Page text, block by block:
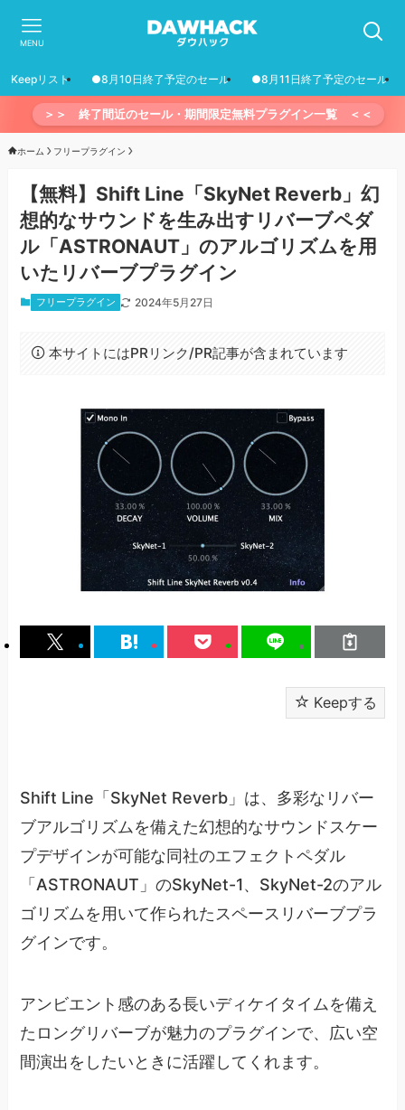
MENU
Keepリスト ●8月10日終了予定のセール ●8月11日終了予定のセール
＞＞ 終了間近のセール・期間限定無料プラグイン一覧 ＜＜
ホーム フリープラグイン
【無料】Shift Line「SkyNet Reverb」幻
想的なサウンドを生み出すリバーブペダ
ル「ASTRONAUT」のアルゴリズムを用
いたリバーブプラグイン
フリープラグイン 2024年5月27日
本サイトにはPRリンク/PR記事が含まれています
Keepする
Shift Line「SkyNet Reverb」は、多彩なリバー
ブアルゴリズムを備えた幻想的なサウンドスケー
プデザインが可能な同社のエフェクトペダル
「ASTRONAUT」のSkyNet-1、SkyNet-2のアル
ゴリズムを用いて作られたスペースリバーブプラ
グインです。
アンビエント感のある長いディケイタイムを備え
たロングリバーブが魅力のプラグインで、広い空
間演出をしたいときに活躍してくれます。